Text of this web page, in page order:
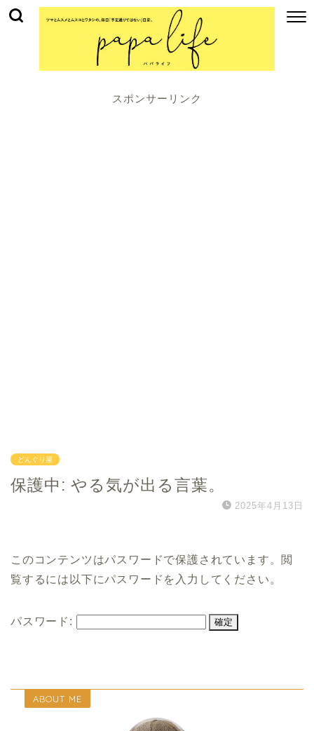
スポンサーリンク
どんぐり屋
保護中: やる気が出る言葉。
2025年4月13日
このコンテンツはパスワードで保護されています。閲
覧するには以下にパスワードを入力してください。
パスワード:
ABOUT ME